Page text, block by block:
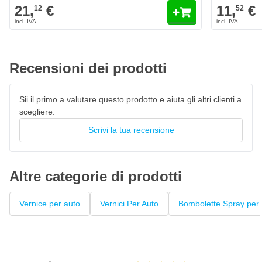
Il colore Lexus 1L1 Sonic Chrome Metallic è personalizzato
colori
La vernice High Solid garantisce un'elevata copertura
Penna laccata con pennello privo di pelucchi
Questo fondo può essere verniciato con
21,12 € 11,52 €
Recensioni dei prodotti
Sii il primo a valutare questo prodotto e aiuta gli altri clienti a
scegliere.
Scrivi la tua recensione
Altre categorie di prodotti
Vernice per auto Vernici Per Auto Bombolette Spray per